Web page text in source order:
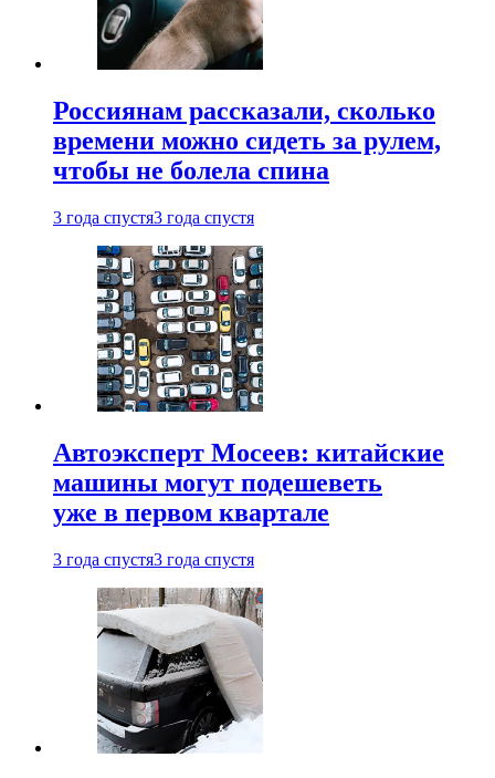
Россиянам рассказали, сколько
времени можно сидеть за рулем,
чтобы не болела спина
3 года спустя3 года спустя
Автоэксперт Мосеев: китайские
машины могут подешеветь
уже в первом квартале
3 года спустя3 года спустя